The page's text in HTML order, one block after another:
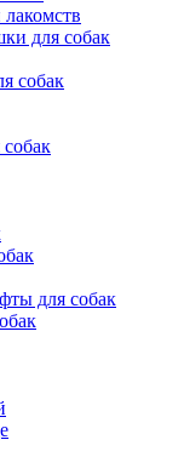
для собак
собак
для собак